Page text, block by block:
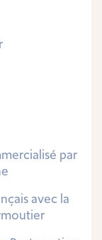
par
avec la